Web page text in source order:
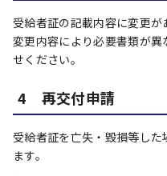
受給者証の記載内容に変更が
変更内容により必要書類が
せください。
4 再交付申請
受給者証を亡失・毀損等し
ます。